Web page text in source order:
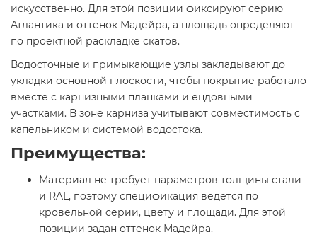
искусственно. Для этой позиции фиксируют серию
Атлантика и оттенок Мадейра, а площадь определяют
по проектной раскладке скатов.
Водосточные и примыкающие узлы закладывают до
укладки основной плоскости, чтобы покрытие работало
вместе с карнизными планками и ендовными
участками. В зоне карниза учитывают совместимость с
капельником и системой водостока.
Преимущества:
Материал не требует параметров толщины стали
и RAL, поэтому спецификация ведется по
кровельной серии, цвету и площади. Для этой
позиции задан оттенок Мадейра.